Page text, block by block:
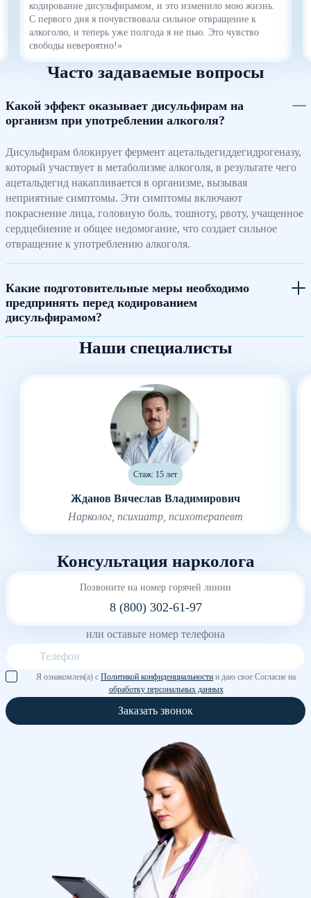
кодирование дисульфирамом, и это изменило мою жизнь.
С первого дня я почувствовала сильное отвращение к
алкоголю, и теперь уже полгода я не пью. Это чувство
свободы невероятно!»
Часто задаваемые вопросы
Какой эффект оказывает дисульфирам на
организм при употреблении алкоголя?
Дисульфирам блокирует фермент ацетальдегиддегидрогеназу,
который участвует в метаболизме алкоголя, в результате чего
ацетальдегид накапливается в организме, вызывая
неприятные симптомы. Эти симптомы включают
покраснение лица, головную боль, тошноту, рвоту, учащенное
сердцебиение и общее недомогание, что создает сильное
отвращение к употреблению алкоголя.
Какие подготовительные меры необходимо
предпринять перед кодированием
дисульфирамом?
Наши специалисты
Стаж: 15 лет
Жданов Вячеслав Владимирович
Нарколог, психиатр, психотерапевт
Консультация нарколога
Позвоните на номер горячей линии
8 (800) 302-61-97
или оставьте номер телефона
Я ознакомлен(а) с Политикой конфиденциальности и даю свое Согласие на
обработку персональных данных
Заказать звонок